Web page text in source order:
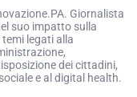
Giornalista
suo impatto sulla
temi legati alla
dei cittadini,
e al digital health.